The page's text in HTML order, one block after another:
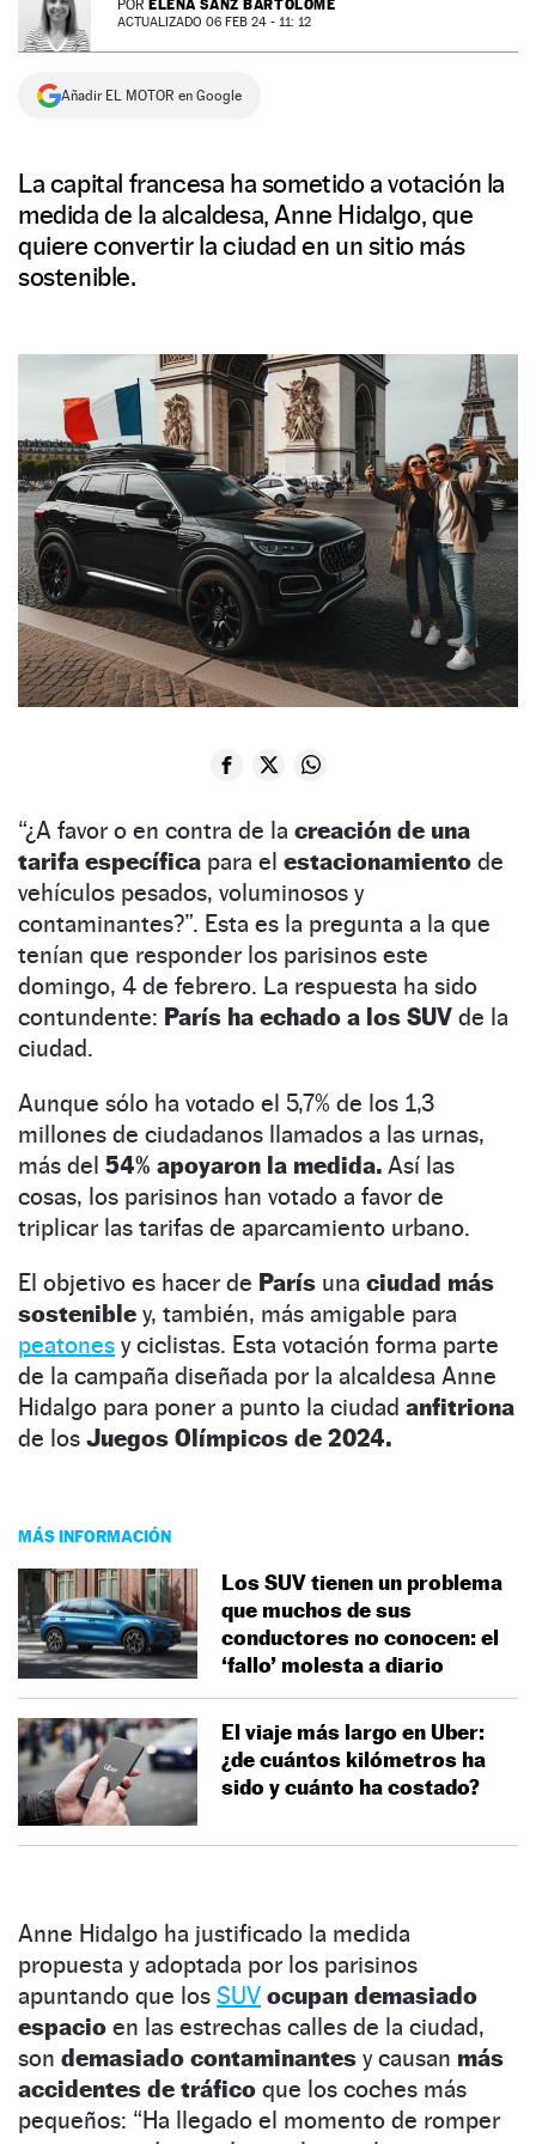
NEWSLETTER
SÍGUENOS
POR ELENA SANZ BARTOLOMÉ
ACTUALIZADO 06 FEB 24 - 11: 12
Añadir EL MOTOR en Google
La capital francesa ha sometido a votación la
medida de la alcaldesa, Anne Hidalgo, que
quiere convertir la ciudad en un sitio más
sostenible.
“¿A favor o en contra de la creación de una
tarifa específica para el estacionamiento de
vehículos pesados, voluminosos y
contaminantes?”. Esta es la pregunta a la que
tenían que responder los parisinos este
domingo, 4 de febrero. La respuesta ha sido
contundente: París ha echado a los SUV de la
ciudad.
Aunque sólo ha votado el 5,7% de los 1,3
millones de ciudadanos llamados a las urnas,
más del 54% apoyaron la medida. Así las
cosas, los parisinos han votado a favor de
triplicar las tarifas de aparcamiento urbano.
El objetivo es hacer de París una ciudad más
sostenible y, también, más amigable para
peatones y ciclistas. Esta votación forma parte
de la campaña diseñada por la alcaldesa Anne
Hidalgo para poner a punto la ciudad anfitriona
de los Juegos Olímpicos de 2024.
MÁS INFORMACIÓN
Los SUV tienen un problema
que muchos de sus
conductores no conocen: el
‘fallo’ molesta a diario
El viaje más largo en Uber:
¿de cuántos kilómetros ha
sido y cuánto ha costado?
Anne Hidalgo ha justificado la medida
propuesta y adoptada por los parisinos
apuntando que los SUV ocupan demasiado
espacio en las estrechas calles de la ciudad,
son demasiado contaminantes y causan más
accidentes de tráfico que los coches más
pequeños: “Ha llegado el momento de romper